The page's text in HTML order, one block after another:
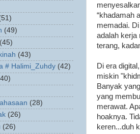
“khadamah
memadai.
adalah kerja
terang,
Di era
miskin
Banyak
yang
merawat.
hoaknya.
keren...duh
(49)
(45)
(43)
# Halimi_Zuhdy (42)
(28)
(26)
(26)